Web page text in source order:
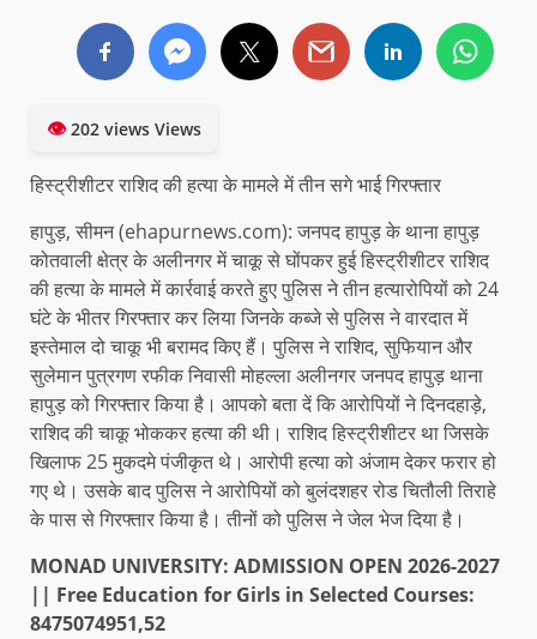
👁202 views Views
हिस्ट्रीशीटर राशिद की हत्या के मामले में तीन सगे भाई गिरफ्तार
हापुड़, सीमन (ehapurnews.com): जनपद हापुड़ के थाना हापुड़
कोतवाली क्षेत्र के अलीनगर में चाकू से घोंपकर हुई हिस्ट्रीशीटर राशिद
की हत्या के मामले में कार्रवाई करते हुए पुलिस ने तीन हत्यारोपियों को 24
घंटे के भीतर गिरफ्तार कर लिया जिनके कब्जे से पुलिस ने वारदात में
इस्तेमाल दो चाकू भी बरामद किए हैं। पुलिस ने राशिद, सुफियान और
सुलेमान पुत्रगण रफीक निवासी मोहल्ला अलीनगर जनपद हापुड़ थाना
हापुड़ को गिरफ्तार किया है। आपको बता दें कि आरोपियों ने दिनदहाड़े,
राशिद की चाकू भोककर हत्या की थी। राशिद हिस्ट्रीशीटर था जिसके
खिलाफ 25 मुकदमे पंजीकृत थे। आरोपी हत्या को अंजाम देकर फरार हो
गए थे। उसके बाद पुलिस ने आरोपियों को बुलंदशहर रोड चितौली तिराहे
के पास से गिरफ्तार किया है। तीनों को पुलिस ने जेल भेज दिया है।
MONAD UNIVERSITY: ADMISSION OPEN 2026-2027
|| Free Education for Girls in Selected Courses:
8475074951,52